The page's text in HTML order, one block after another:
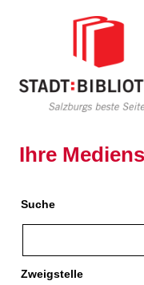
Ihre
Suche
Zweigstelle